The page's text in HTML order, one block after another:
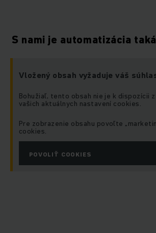
S nami je automatizácia
Vložený obsah vyžaduje váš
Bohužiaľ, tento obsah nie je k dispozícii
vašich aktuálnych nastavení cookies.
Pre zobrazenie obsahu povoľte
cookies.
POVOLIŤ COOKIES